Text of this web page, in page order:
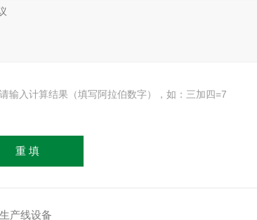
请输入计算结果（填写阿拉伯数字），如：三加四=7
产线设备